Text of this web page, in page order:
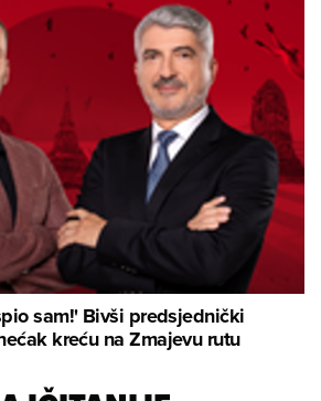
sam!' Bivši predsjednički
kreću na Zmajevu rutu